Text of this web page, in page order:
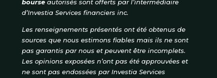
bourseautorisés sont offerts par l’intermédiaire
d’Investia Services financiers inc.
Les renseignements présentés ont été obtenus de
sources que nous estimons fiables mais ils ne sont
pas garantis par nous et peuvent être incomplets.
Les opinions exposées n’ont pas été approuvées et
ne sont pas endossées par Investia Services